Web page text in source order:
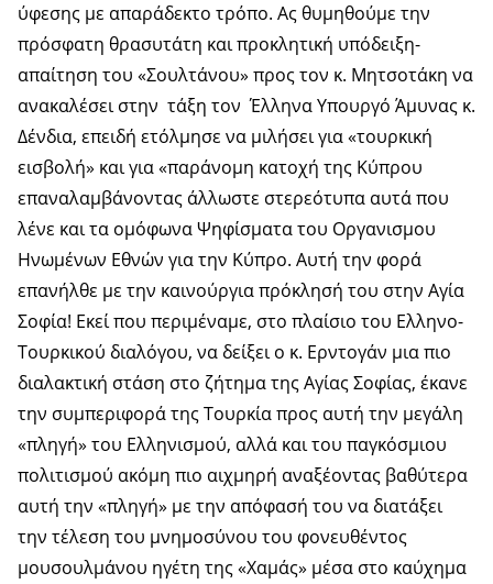
ύφεσης με απαράδεκτο τρόπο. Ας θυμηθούμε την
πρόσφατη θρασυτάτη και προκλητική υπόδειξη-
απαίτηση του «Σουλτάνου» προς τον κ. Μητσοτάκη να
ανακαλέσει στην τάξη τον Έλληνα Υπουργό Άμυνας κ.
Δένδια, επειδή ετόλμησε να μιλήσει για «τουρκική
εισβολή» και για «παράνομη κατοχή της Κύπρου
επαναλαμβάνοντας άλλωστε στερεότυπα αυτά που
λένε και τα ομόφωνα Ψηφίσματα του Οργανισμου
Ηνωμένων Εθνών για την Κύπρο. Αυτή την φορά
επανήλθε με την καινούργια πρόκλησή του στην Αγία
Σοφία! Εκεί που περιμέναμε, στο πλαίσιο του Ελληνο-
Τουρκικού διαλόγου, να δείξει ο κ. Ερντογάν μια πιο
διαλακτική στάση στο ζήτημα της Αγίας Σοφίας, έκανε
την συμπεριφορά της Τουρκία προς αυτή την μεγάλη
«πληγή» του Ελληνισμού, αλλά και του παγκόσμιου
πολιτισμού ακόμη πιο αιχμηρή αναξέοντας βαθύτερα
αυτή την «πληγή» με την απόφασή του να διατάξει
την τέλεση του μνημοσύνου του φονευθέντος
μουσουλμάνου ηγέτη της «Χαμάς» μέσα στο καύχημα